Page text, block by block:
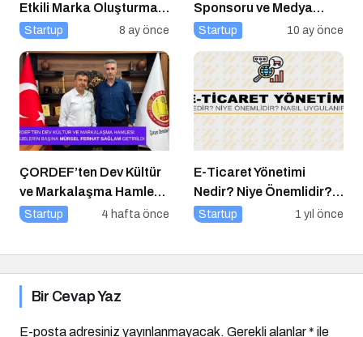
Etkili Marka Oluşturma
için 10 Altın İpucu
Startup 8 ay önce
Sponsoru ve Medya
Partneri Ne Demek?
Startup 10 ay önce
ÇORDEF’ten Dev Kültür
ve Markalaşma Hamlesi:
Projelerin Başına Mürsel
Startup 4 hafta önce
E-Ticaret Yönetimi
Nedir? Niye Önemlidir?
E-Ticaret Yönetimi Nasıl
Startup 1 yıl önce
Bir Cevap Yaz
E-posta adresiniz yayınlanmayacak. Gerekli alanlar* ile